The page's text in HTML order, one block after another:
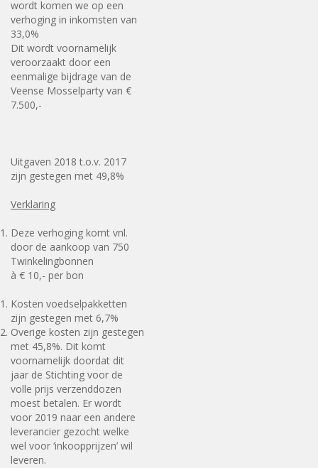
wordt komen we op een
verhoging in inkomsten van
33,0%
Dit wordt voornamelijk
veroorzaakt door een
eenmalige bijdrage van de
Veense Mosselparty van €
7.500,-
Uitgaven 2018 t.o.v. 2017
zijn gestegen met 49,8%
Verklaring
Deze verhoging komt vnl.
door de aankoop van 750
Twinkelingbonnen
à € 10,- per bon
Kosten voedselpakketten
zijn gestegen met 6,7%
Overige kosten zijn gestegen
met 45,8%. Dit komt
voornamelijk doordat dit
jaar de Stichting voor de
volle prijs verzenddozen
moest betalen. Er wordt
voor 2019 naar een andere
leverancier gezocht welke
wel voor ‘inkoopprijzen’ wil
leveren.